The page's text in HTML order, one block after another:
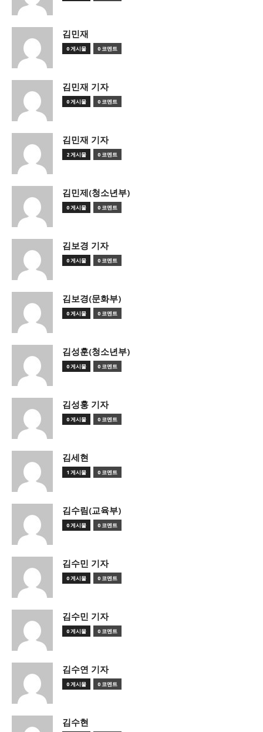
김민재
0 게시물 0 코멘트
김민재 기자
0 게시물 0 코멘트
김민재 기자
2 게시물 0 코멘트
김민제(청소년부)
0 게시물 0 코멘트
김보경 기자
0 게시물 0 코멘트
김보경(문화부)
0 게시물 0 코멘트
김성훈(청소년부)
0 게시물 0 코멘트
김성훙 기자
0 게시물 0 코멘트
김세현
1 게시물 0 코멘트
김수림(교육부)
0 게시물 0 코멘트
김수민 기자
0 게시물 0 코멘트
김수민 기자
0 게시물 0 코멘트
김수연 기자
0 게시물 0 코멘트
김수현